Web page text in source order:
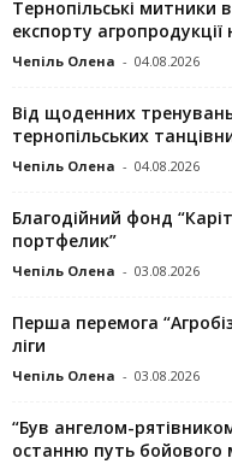
Тернопільські митники
експорту
Чепіль Олена - 04.08.2026
Від щоденних тренувань
тернопільських
Чепіль Олена - 04.08.2026
Благодійний фонд
портфелик”
Чепіль Олена - 03.08.2026
Перша перемога
ліги
Чепіль Олена - 03.08.2026
“Був ангелом-
останню путь бойового